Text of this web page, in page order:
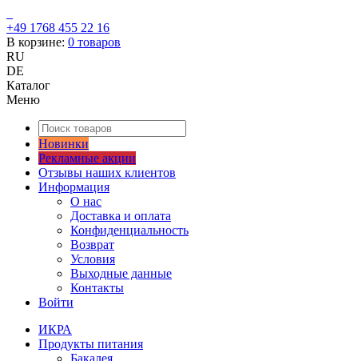
+49 1768 455 22 16
В корзине: 0 товаров
RU
DE
Каталог
Меню
Новинки
Рекламные акции
Отзывы наших клиентов
Информация
О нас
Доставка и оплата
Конфиденциальность
Возврат
Условия
Выходные данные
Контакты
Войти
ИКРА
Продукты питания
Бакалея